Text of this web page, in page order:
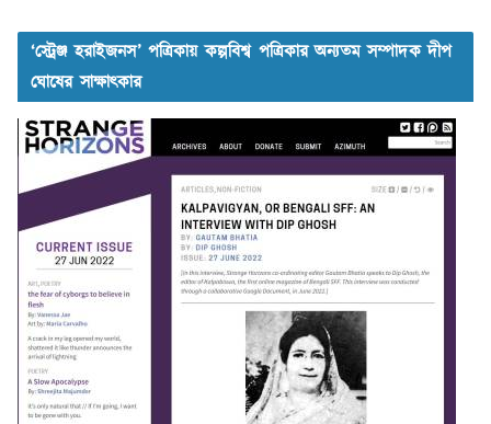
‘স্ট্রেঞ্জ হরাইজনস’ পত্রিকায় কল্পবিশ্ব পত্রিকার অন্যতম সম্পাদক দীপ
ঘোষের সাক্ষাৎকার